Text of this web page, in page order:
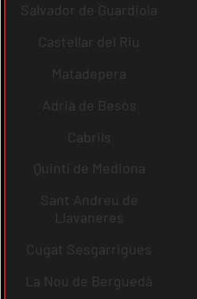
Salvador de Guardiola
Castellar del Riu
Matadepera
Adrià de Besòs
Cabrils
Quintí de Mediona
Sant Andreu de
Llavaneres
Cugat Sesgarrigues
La Nou de Berguedà